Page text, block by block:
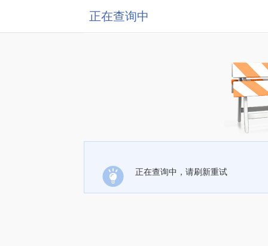
正在查询中
正在查询中，请刷新重试